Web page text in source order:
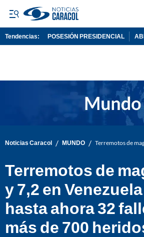
Tendencias: POSESIÓN PRESIDENCIAL
Noticias Caracol / MUNDO / Terremotos de
Terremotos de
y 7,2 en
hasta ahora 32
más de 700